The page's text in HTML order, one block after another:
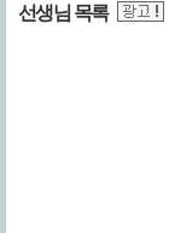
선생님 목록